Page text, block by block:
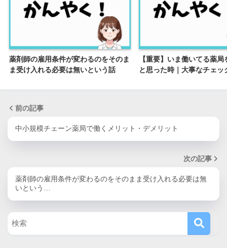
薬剤師の雇用条件が変わるのをそのま
ま受け入れる必要は無いという話
【重要】いま働いてる薬
と思った時｜大事なチェッ
前の記事
中小規模チェーン薬局で働くメリット・デメリット
次の記事
薬剤師の雇用条件が変わるのをそのまま受け入れる必要は無
いという…